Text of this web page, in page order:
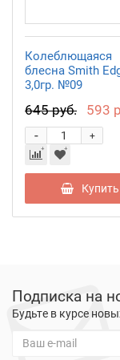
Колеблющаяся
блесна Smith
3,0гр. №09
645 руб. 593
+
-
Купить
Подписка на
Будьте в курсе